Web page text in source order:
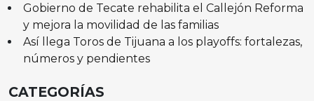
Gobierno de Tecate rehabilita el Callejón Reforma
y mejora la movilidad de las familias
Así llega Toros de Tijuana a los playoffs: fortalezas,
números y pendientes
CATEGORÍAS